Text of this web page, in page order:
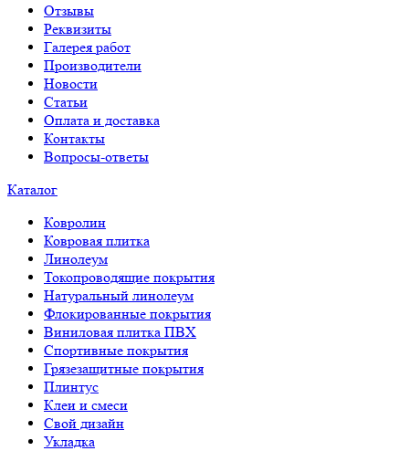
Отзывы
Реквизиты
Галерея работ
Производители
Новости
Статьи
Оплата и доставка
Контакты
Вопросы-ответы
Каталог
Ковролин
Ковровая плитка
Линолеум
Токопроводящие покрытия
Натуральный линолеум
Флокированные покрытия
Виниловая плитка ПВХ
Спортивные покрытия
Грязезащитные покрытия
Плинтус
Клеи и смеси
Свой дизайн
Укладка